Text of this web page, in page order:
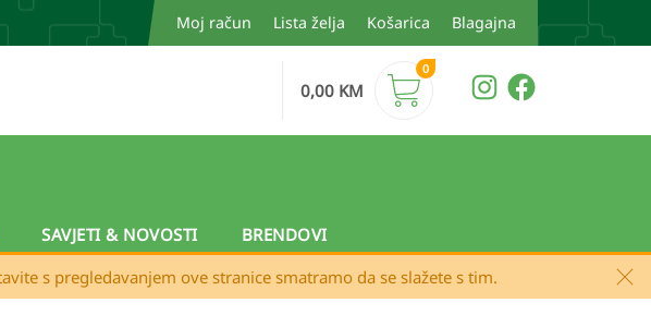
Moj račun Lista želja Košarica Blagajna
0,00 KM
0
SAVJETI & NOVOSTI
BRENDOVI
s pregledavanjem ove stranice smatramo da se slažete s tim.